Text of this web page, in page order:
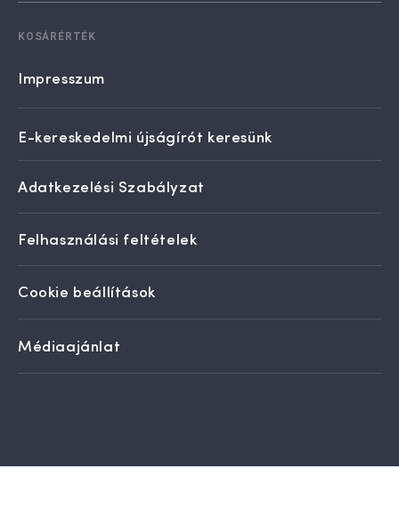
KOSÁRÉRTÉK
Impresszum
E-kereskedelmi újságírót keresünk
Adatkezelési Szabályzat
Felhasználási feltételek
Cookie beállítások
Médiaajánlat